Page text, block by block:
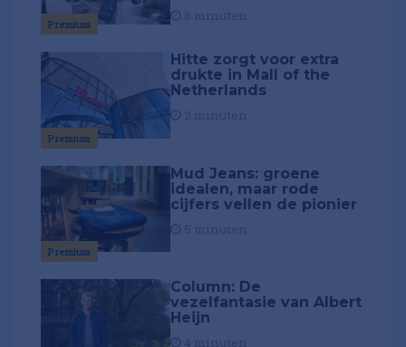
Premium
Premium
Hitte zorgt voor extra
drukte in Mall of the
Netherlands
Premium
Mud Jeans: groene
idealen, maar rode
cijfers vellen de pionier
Column: De
vezelfantasie van Albert
Heijn